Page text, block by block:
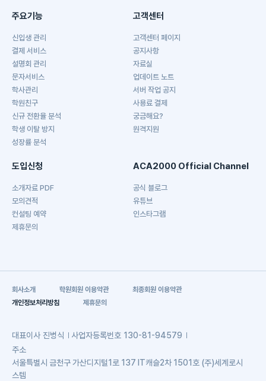
주요기능
신입생 관리
결제 서비스
설명회 관리
문자서비스
학사관리
학원친구
신규 전환율 분석
학생 이탈 방지
성장률 분석
고객센터
고객센터 페이지
공지사항
자료실
업데이트 노트
서버 작업 공지
사용료 결제
궁금해요?
원격지원
도입신청
소개자료 PDF
모의견적
컨설팅 예약
제휴문의
ACA2000 Official Channel
공식 블로그
유튜브
인스타그램
회사소개 학원회원 이용약관
최종회원 이용약관
개인정보처리방침
제휴문의
대표이사 진병식 사업자등록번호 130-81-94579
주소
서울특별시 금천구 가산디지털1로 137 IT캐슬2차 1501호 (주)세계로시
스템